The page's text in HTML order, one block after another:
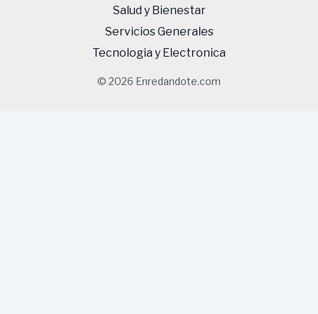
Salud y Bienestar
Servicios Generales
Tecnologi­a y Electronica
© 2026 Enredandote.com